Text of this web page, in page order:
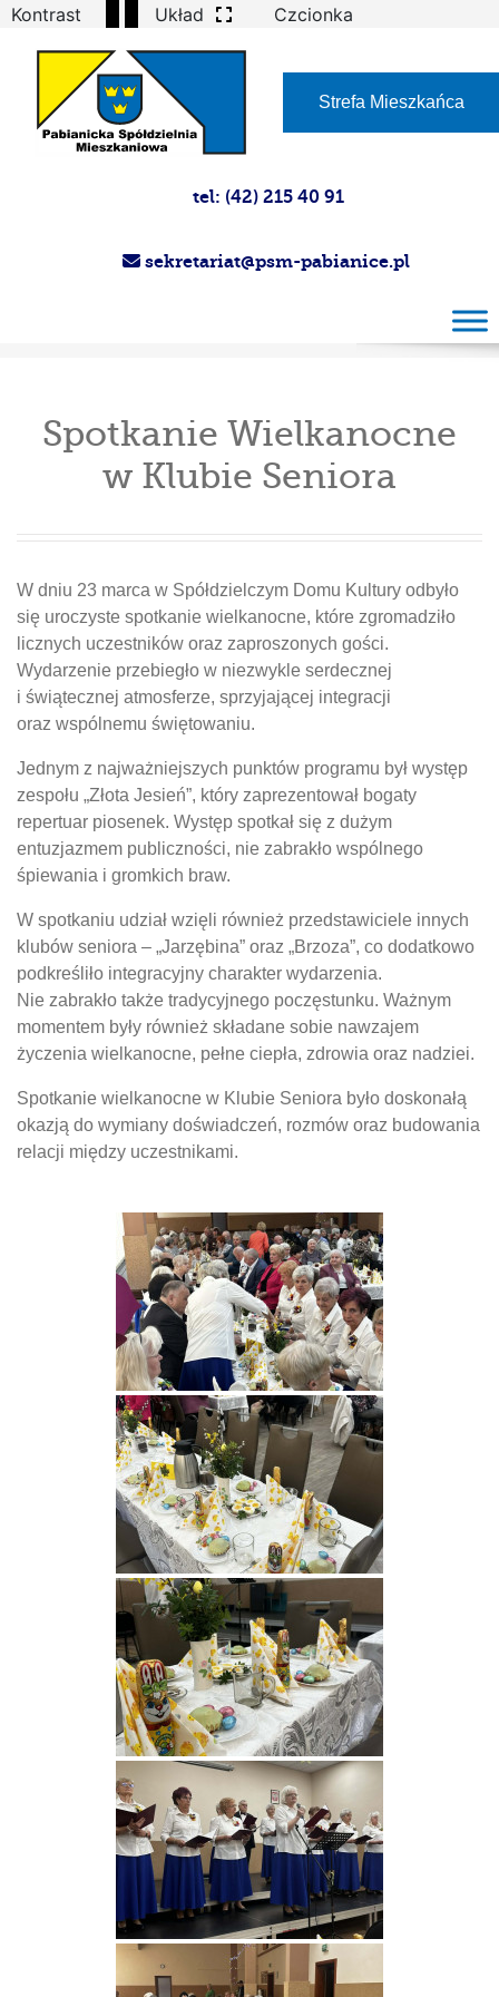
Kontrast Układ Czcionka
Strefa Mieszkańca
tel: (42) 215 40 91
sekretariat@psm-pabianice.pl
Spotkanie Wielkanocne
w Klubie Seniora
W dniu 23 marca w Spółdzielczym Domu Kultury odbyło
się uroczyste spotkanie wielkanocne, które zgromadziło
licznych uczestników oraz zaproszonych gości.
Wydarzenie przebiegło w niezwykle serdecznej
i świątecznej atmosferze, sprzyjającej integracji
oraz wspólnemu świętowaniu.
Jednym z najważniejszych punktów programu był występ
zespołu „Złota Jesień”, który zaprezentował bogaty
repertuar piosenek. Występ spotkał się z dużym
entuzjazmem publiczności, nie zabrakło wspólnego
śpiewania i gromkich braw.
W spotkaniu udział wzięli również przedstawiciele innych
klubów seniora – „Jarzębina” oraz „Brzoza”, co dodatkowo
podkreśliło integracyjny charakter wydarzenia.
Nie zabrakło także tradycyjnego poczęstunku. Ważnym
momentem były również składane sobie nawzajem
życzenia wielkanocne, pełne ciepła, zdrowia oraz nadziei.
Spotkanie wielkanocne w Klubie Seniora było doskonałą
okazją do wymiany doświadczeń, rozmów oraz budowania
relacji między uczestnikami.